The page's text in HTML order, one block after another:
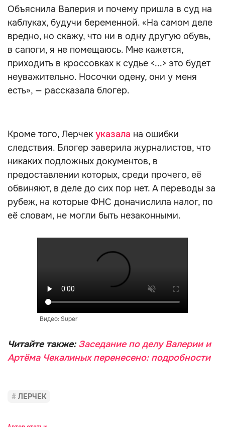
Объяснила Валерия и почему пришла в суд на
каблуках, будучи беременной. «На самом деле
вредно, но скажу, что ни в одну другую обувь,
в сапоги, я не помещаюсь. Мне кажется,
приходить в кроссовках к судье <...> это будет
неуважительно. Носочки одену, они у меня
есть», — рассказала блогер.
Кроме того, Лерчек указала на ошибки
следствия. Блогер заверила журналистов, что
никаких подложных документов, в
предоставлении которых, среди прочего, её
обвиняют, в деле до сих пор нет. А переводы за
рубеж, на которые ФНС доначислила налог, по
её словам, не могли быть незаконными.
Видео: Super
Читайте также: Заседание по делу Валерии и
Артёма Чекалиных перенесено: подробности
ЛЕРЧЕК